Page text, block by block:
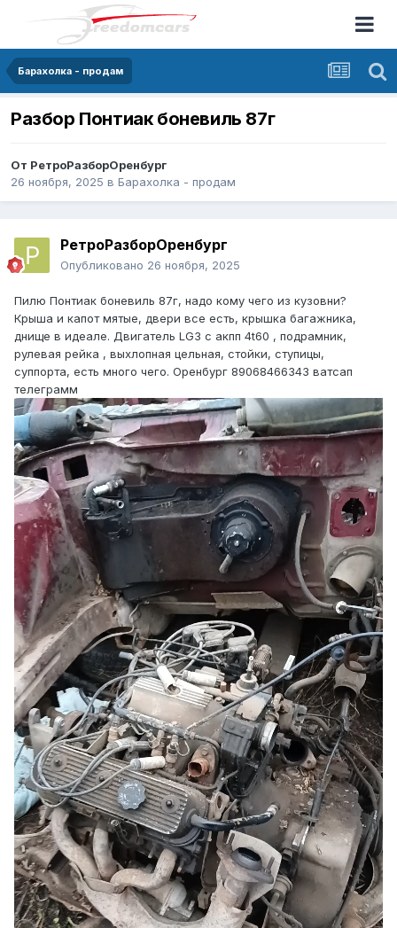
Барахолка - продам
Разбор Понтиак боневиль 87г
От РетроРазборОренбург
26 ноября, 2025 в Барахолка - продам
РетроРазборОренбург
Опубликовано 26 ноября, 2025
Пилю Понтиак боневиль 87г, надо кому чего из кузовни?
Крыша и капот мятые, двери все есть, крышка багажника,
днище в идеале. Двигатель LG3 с акпп 4t60 , подрамник,
рулевая рейка , выхлопная цельная, стойки, ступицы,
суппорта, есть много чего. Оренбург 89068466343 ватсап
телеграмм